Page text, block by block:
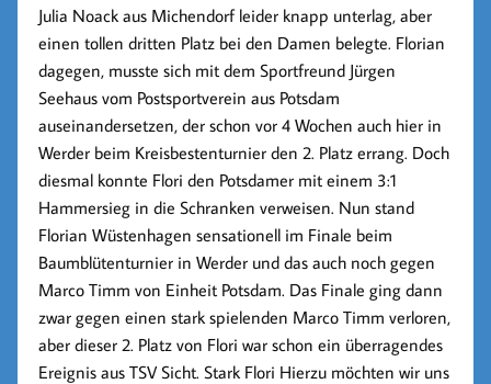
Julia Noack aus Michendorf leider knapp unterlag, aber
einen tollen dritten Platz bei den Damen belegte. Florian
dagegen, musste sich mit dem Sportfreund Jürgen
Seehaus vom Postsportverein aus Potsdam
auseinandersetzen, der schon vor 4 Wochen auch hier in
Werder beim Kreisbestenturnier den 2. Platz errang. Doch
diesmal konnte Flori den Potsdamer mit einem 3:1
Hammersieg in die Schranken verweisen. Nun stand
Florian Wüstenhagen sensationell im Finale beim
Baumblütenturnier in Werder und das auch noch gegen
Marco Timm von Einheit Potsdam. Das Finale ging dann
zwar gegen einen stark spielenden Marco Timm verloren,
aber dieser 2. Platz von Flori war schon ein überragendes
Ereignis aus TSV Sicht. Stark Flori Hierzu möchten wir uns